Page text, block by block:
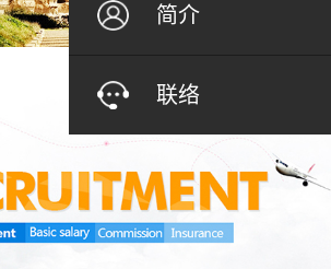
简介
联络